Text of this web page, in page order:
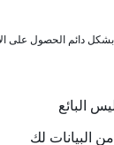
البيانات لك